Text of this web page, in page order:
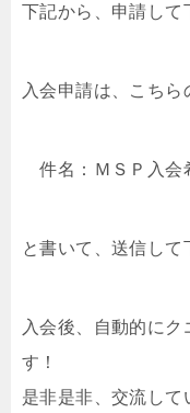
下記から、申請して
入会申請は、こちら
件名：ＭＳＰ入会
と書いて、送信して
入会後、自動的にク
す！
是非是非、交流して